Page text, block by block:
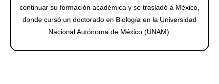
continuar su formación académica y se trasladó a México,
donde cursó un doctorado en Biología en la Universidad
Nacional Autónoma de México (UNAM).